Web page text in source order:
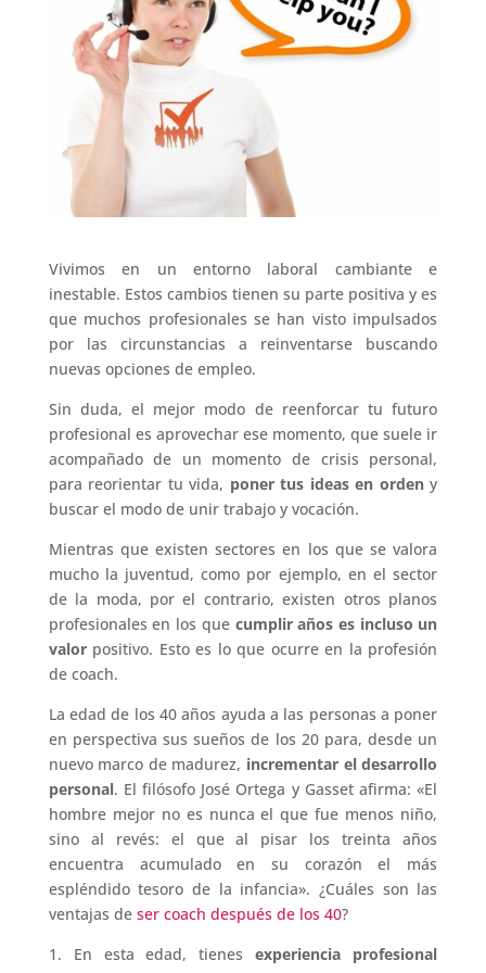
Vivimos en un entorno laboral cambiante e
inestable. Estos cambios tienen su parte positiva y es
que muchos profesionales se han visto impulsados
por las circunstancias a reinventarse buscando
nuevas opciones de empleo.
Sin duda, el mejor modo de reenforcar tu futuro
profesional es aprovechar ese momento, que suele ir
acompañado de un momento de crisis personal,
para reorientar tu vida, poner tus ideas en ordeny
buscar el modo de unir trabajo y vocación.
Mientras que existen sectores en los que se valora
mucho la juventud, como por ejemplo, en el sector
de la moda, por el contrario, existen otros planos
profesionales en los que cumplir años es incluso un
valorpositivo. Esto es lo que ocurre en la profesión
de coach.
La edad de los 40 años ayuda a las personas a poner
en perspectiva sus sueños de los 20 para, desde un
nuevo marco de madurez, incrementar el desarrollo
personal. El filósofo José Ortega y Gasset afirma: «El
hombre mejor no es nunca el que fue menos niño,
sino al revés: el que al pisar los treinta años
encuentra acumulado en su corazón el más
espléndido tesoro de la infancia». ¿Cuáles son las
ventajas de ser coach después de los 40?
1. En esta edad, tienesexperiencia profesional